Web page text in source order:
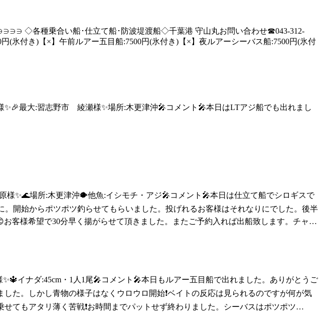
種乗合い船･仕立て船･防波堤渡船◇千葉港 守山丸お問い合わせ☎043-312-
(氷付き)【×】午前ルアー五目船:7500円(氷付き)【×】夜ルアーシーバス船:7500円(氷付
最大:習志野市 綾瀬様✨場所:木更津沖🎤コメント🎤本日はLTアジ船でも出れまし
✨🌊場所:木更津沖🐡他魚:イシモチ・アジ🎤コメント🎤本日は仕立て船でシロギスで
開始からポツポツ釣らせてもらいました。投げれるお客様はそれなりにでした。後半
客様希望で30分早く揚がらせて頂きました。またご予約入れば出船致します。チャ…
イナダ:45cm・1人1尾🎤コメント🎤本日もルアー五目船で出れました。ありがとうご
た。しかし青物の様子はなくウロウロ開始❗ベイトの反応は見られるのですが何が気
てもアタリ薄く苦戦❗お時間までパットせず終わりました。シーバスはポツポツ…